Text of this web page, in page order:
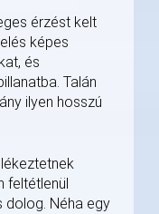
érzést kelt
képes
és
Talán
ilyen hosszú
feltétlenül
dolog. Néha egy